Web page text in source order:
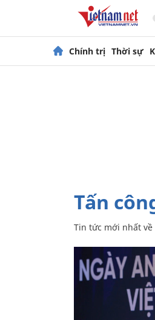
Chính trị Thời sự
tấn
Tin tức mới nhất về